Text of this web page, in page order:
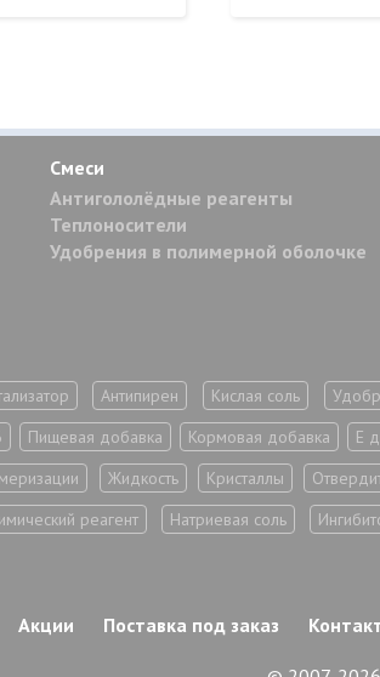
Смеси
Антигололёдные реагенты
Теплоносители
Удобрения в полимерной оболочке
Антипирен Кислая соль
Пищевая добавка Кормовая добавка Е
Жидкость Кристаллы
реагент Натриевая соль
Акции Поставка под заказ